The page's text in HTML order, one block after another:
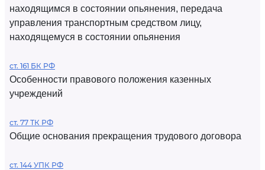
находящимся в состоянии опьянения, передача
управления транспортным средством лицу,
находящемуся в состоянии опьянения
ст. 161 БК РФ
Особенности правового положения казенных
учреждений
ст. 77 ТК РФ
Общие основания прекращения трудового договора
ст. 144 УПК РФ